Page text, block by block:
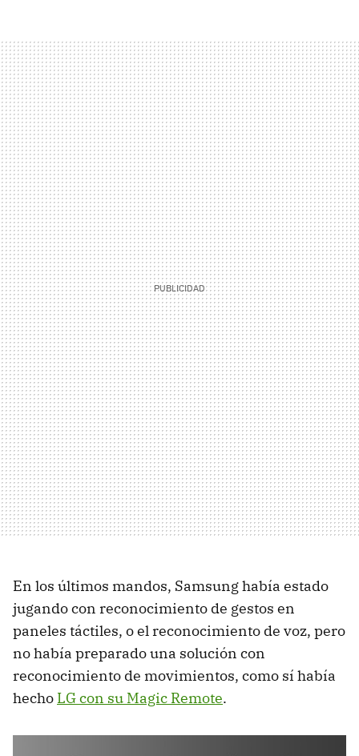
En los últimos mandos, Samsung había estado
jugando con reconocimiento de gestos en
paneles táctiles, o el reconocimiento de voz, pero
no había preparado una solución con
reconocimiento de movimientos, como sí había
hecho LG con su Magic Remote.